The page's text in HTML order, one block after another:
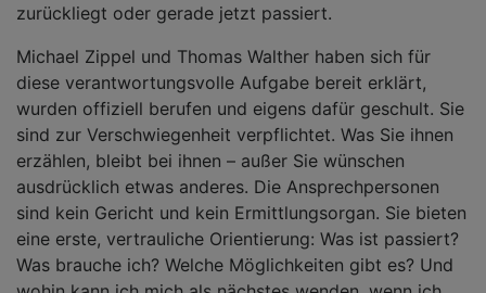
zurückliegt oder gerade jetzt passiert.
Michael Zippel und Thomas Walther haben sich für
diese verantwortungsvolle Aufgabe bereit erklärt,
wurden offiziell berufen und eigens dafür geschult. Sie
sind zur Verschwiegenheit verpflichtet. Was Sie ihnen
erzählen, bleibt bei ihnen – außer Sie wünschen
ausdrücklich etwas anderes. Die Ansprechpersonen
sind kein Gericht und kein Ermittlungsorgan. Sie bieten
eine erste, vertrauliche Orientierung: Was ist passiert?
Was brauche ich? Welche Möglichkeiten gibt es? Und